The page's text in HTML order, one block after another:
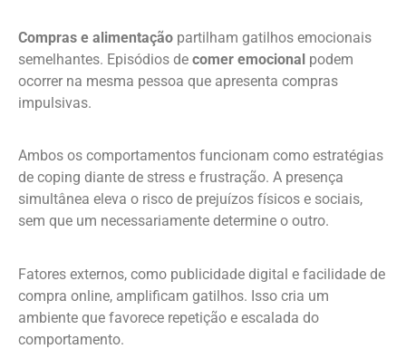
Compras e alimentação partilham gatilhos emocionais
semelhantes. Episódios de comer emocional podem
ocorrer na mesma pessoa que apresenta compras
impulsivas.
Ambos os comportamentos funcionam como estratégias
de coping diante de stress e frustração. A presença
simultânea eleva o risco de prejuízos físicos e sociais,
sem que um necessariamente determine o outro.
Fatores externos, como publicidade digital e facilidade de
compra online, amplificam gatilhos. Isso cria um
ambiente que favorece repetição e escalada do
comportamento.